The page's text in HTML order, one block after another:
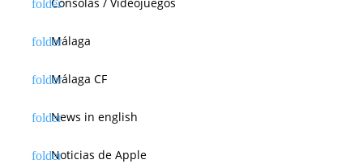
Málaga
Málaga CF
News in english
Noticias de Apple